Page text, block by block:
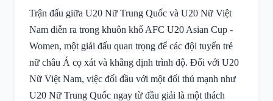
Trận đấu giữa U20 Nữ Trung Quốc và U20 Nữ Việt
Nam diễn ra trong khuôn khổ AFC U20 Asian Cup -
Women, một giải đấu quan trọng để các đội tuyển trẻ
nữ châu Á cọ xát và khẳng định trình độ. Đối với U20
Nữ Việt Nam, việc đối đầu với một đối thủ mạnh như
U20 Nữ Trung Quốc ngay từ đầu giải là một thách